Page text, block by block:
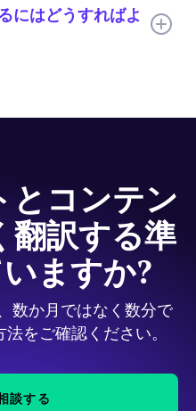
リティおよびコンプライアン
ています。当社はお客様のプ
にはどうすればよ
ールの使い方をご説明しま
品エキスパートがお客様と
迅速に対応するサポートチー
とコンテン
翻訳する準
ますか?
数か月ではなく数分で
をご確認ください。
談する